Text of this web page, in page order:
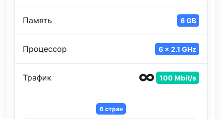
Память 6 GB
Процессор 6 x 2.1 GHz
Трафик 100 Mbit/s
6 стран